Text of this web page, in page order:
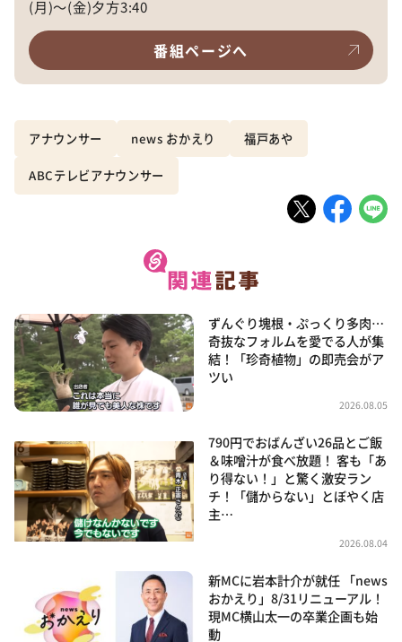
(月)～(金)夕方3:40
番組ページへ
アナウンサー news おかえり 福戸あや
ABCテレビアナウンサー
ずんぐり塊根・ぷっくり多肉…
奇抜なフォルムを愛でる人が集
結！「珍奇植物」の即売会がア
ツい
2026.08.05
790円でおばんざい26品とご飯
＆味噌汁が食べ放題！ 客も「あ
り得ない！」と驚く激安ラン
チ！「儲からない」とぼやく店
主…
2026.08.04
新MCに岩本計介が就任 「news
おかえり」8/31リニューアル！
現MC横山太一の卒業企画も始
動